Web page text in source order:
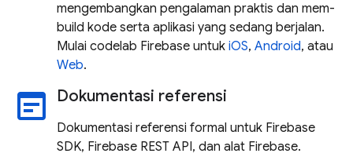
mengembangkan pengalaman praktis dan mem-
build kode serta aplikasi yang sedang berjalan.
Mulai codelab Firebase untuk iOS, Android, atau
Web.
wysiwyg Dokumentasi referensi
Dokumentasi referensi formal untuk Firebase
SDK, Firebase REST API, dan alat Firebase.